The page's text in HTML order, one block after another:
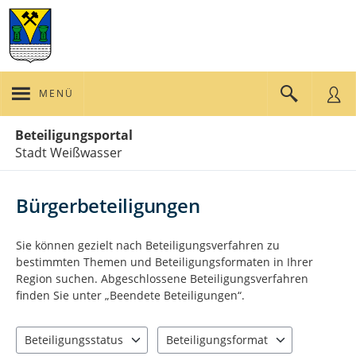
MENÜ
Beteiligungsportal
Stadt Weißwasser
Bürgerbeteiligungen
Sie können gezielt nach Beteiligungsverfahren zu
bestimmten Themen und Beteiligungsformaten in Ihrer
Region suchen. Abgeschlossene Beteiligungsverfahren
finden Sie unter „Beendete Beteiligungen“.
Beteiligungsstatus
Beteiligungsformat